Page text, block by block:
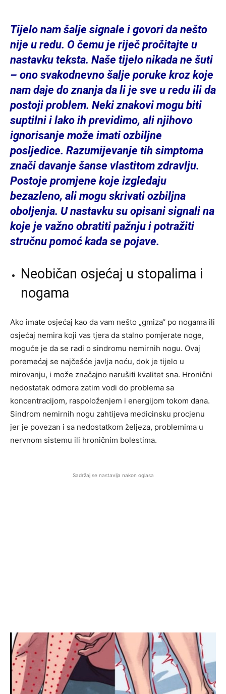
Tijelo nam šalje signale i govori da nešto
nije u redu. O čemu je riječ pročitajte u
nastavku teksta. Naše tijelo nikada ne šuti
– ono svakodnevno šalje poruke kroz koje
nam daje do znanja da li je sve u redu ili da
postoji problem. Neki znakovi mogu biti
suptilni i lako ih previdimo, ali njihovo
ignorisanje može imati ozbiljne
posljedice. Razumijevanje tih simptoma
znači davanje šanse vlastitom zdravlju.
Postoje promjene koje izgledaju
bezazleno, ali mogu skrivati ozbiljna
oboljenja. U nastavku su opisani signali na
koje je važno obratiti pažnju i potražiti
stručnu pomoć kada se pojave.
Neobičan osjećaj u stopalima i
nogama
Ako imate osjećaj kao da vam nešto „gmiza“ po nogama ili
osjećaj nemira koji vas tjera da stalno pomjerate noge,
moguće je da se radi o sindromu nemirnih nogu. Ovaj
poremećaj se najčešće javlja noću, dok je tijelo u
mirovanju, i može značajno narušiti kvalitet sna. Hronični
nedostatak odmora zatim vodi do problema sa
koncentracijom, raspoloženjem i energijom tokom dana.
Sindrom nemirnih nogu zahtijeva medicinsku procjenu
jer je povezan i sa nedostatkom željeza, problemima u
nervnom sistemu ili hroničnim bolestima.
Sadržaj se nastavlja nakon oglasa